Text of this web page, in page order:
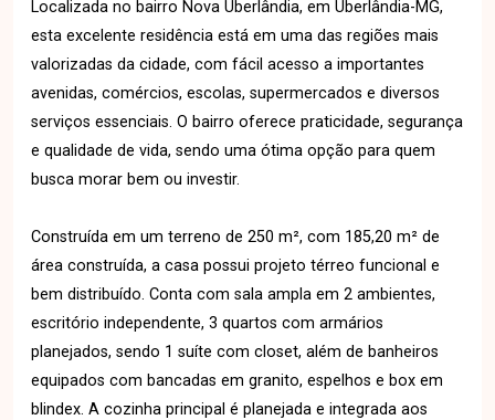
Localizada no bairro Nova Uberlândia, em Uberlândia-MG,
esta excelente residência está em uma das regiões mais
valorizadas da cidade, com fácil acesso a importantes
avenidas, comércios, escolas, supermercados e diversos
serviços essenciais. O bairro oferece praticidade, segurança
e qualidade de vida, sendo uma ótima opção para quem
busca morar bem ou investir.
Construída em um terreno de 250 m², com 185,20 m² de
área construída, a casa possui projeto térreo funcional e
bem distribuído. Conta com sala ampla em 2 ambientes,
escritório independente, 3 quartos com armários
planejados, sendo 1 suíte com closet, além de banheiros
equipados com bancadas em granito, espelhos e box em
blindex. A cozinha principal é planejada e integrada aos